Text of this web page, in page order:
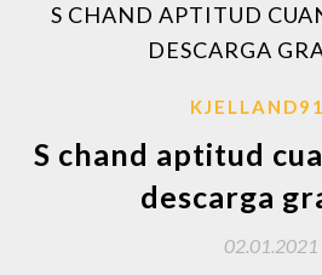
S CHAND APTITUD
DESCARGA
S chand aptitud
descarga
02.01.2021